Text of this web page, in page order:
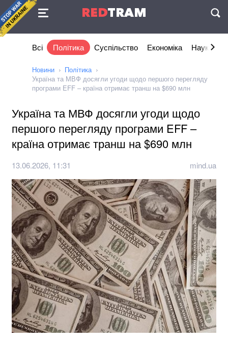
REDTRAM
Угода
Всі Політика Суспільство Економіка Наука та
Новини
Політика
Україна та МВФ досягли угоди щодо першого перегляду
програми EFF – країна отримає транш на $690 млн
Україна та МВФ досягли угоди щодо
першого перегляду програми EFF –
країна отримає транш на $690 млн
13.06.2026, 11:31 mind.ua